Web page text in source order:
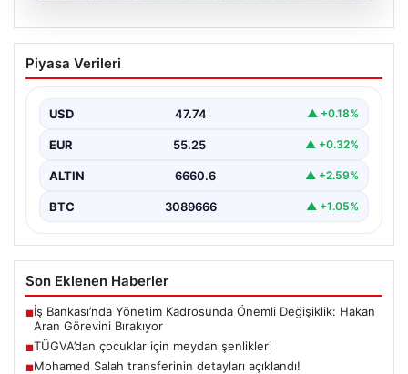
TÜGVA’dan çocuklar için meydan
şenlikleri
Piyasa Verileri
USD 47.74 ▲ +0.18%
EUR 55.25 ▲ +0.32%
ALTIN 6660.6 ▲ +2.59%
BTC 3089666 ▲ +1.05%
Son Eklenen Haberler
■İş Bankası’nda Yönetim Kadrosunda Önemli Değişiklik: Hakan
Aran Görevini Bırakıyor
■TÜGVA’dan çocuklar için meydan şenlikleri
■Mohamed Salah transferinin detayları açıklandı!